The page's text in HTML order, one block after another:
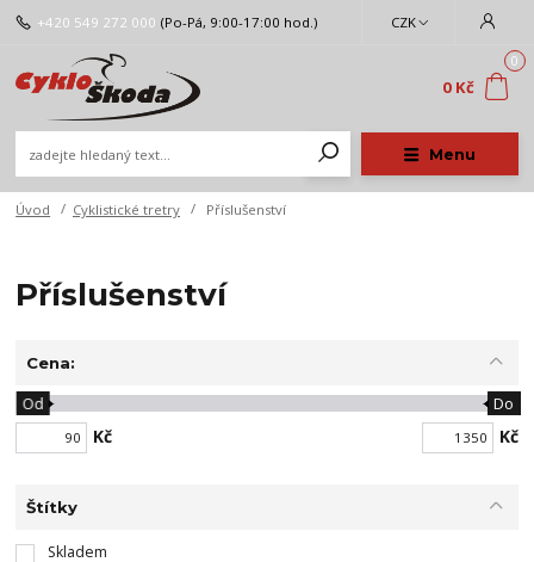
Menu
CZK
+420 549 272 000 (Po-Pá, 9:00-17:00 hod.)
0
0 Kč
Úvod Cyklistické tretry Příslušenství
Příslušenství
Cena:
Kč
Od Do
Kč
Štítky
Skladem